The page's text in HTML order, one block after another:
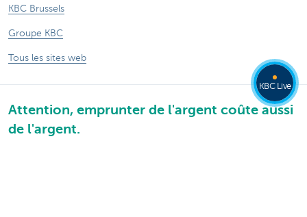
KBC Brussels
Groupe KBC
Tous les sites web
Attention, emprunter de l'argent coûte aussi
de l'argent.
KBC Live